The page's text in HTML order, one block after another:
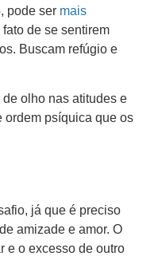
pode ser mais
fato de se sentirem
Buscam refúgio e
olho nas atitudes e
ordem psíquica que os
já que é preciso
amizade e amor. O
e o excesso de outro